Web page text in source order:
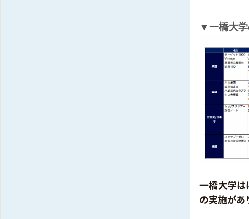
▼一橋大
一橋大学
の実施があ